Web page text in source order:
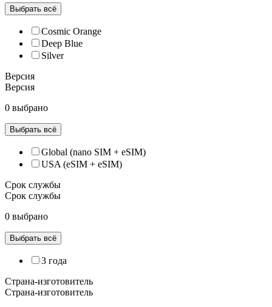
Выбрать всё
Cosmic Orange
Deep Blue
Silver
Версия
Версия
0 выбрано
Выбрать всё
Global (nano SIM + eSIM)
USA (eSIM + eSIM)
Срок службы
Срок службы
0 выбрано
Выбрать всё
3 года
Страна-изготовитель
Страна-изготовитель